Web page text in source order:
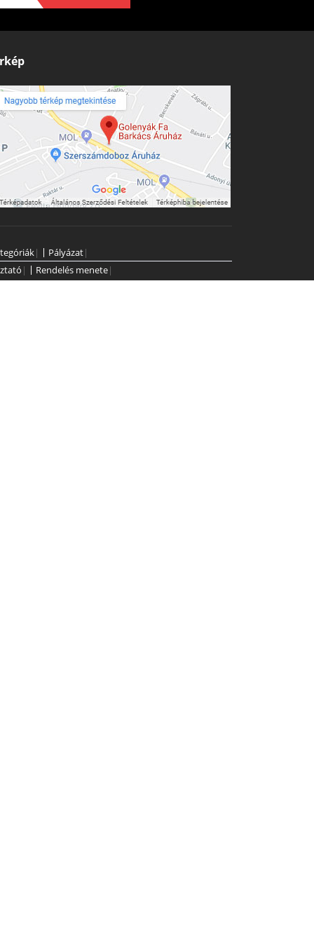
| Pályázat|
| Rendelés menete|